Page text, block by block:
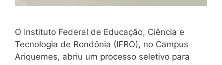
O Instituto Federal de Educação, Ciência e
Tecnologia de Rondônia (IFRO), no Campus
Ariquemes, abriu um processo seletivo para